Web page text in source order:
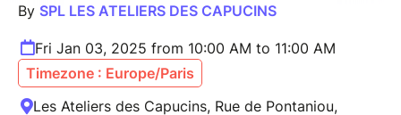
By SPL LES ATELIERS DES CAPUCINS
Fri Jan 03, 2025 from 10:00 AM to 11:00 AM
Timezone : Europe/Paris
Les Ateliers des Capucins, Rue de Pontaniou,